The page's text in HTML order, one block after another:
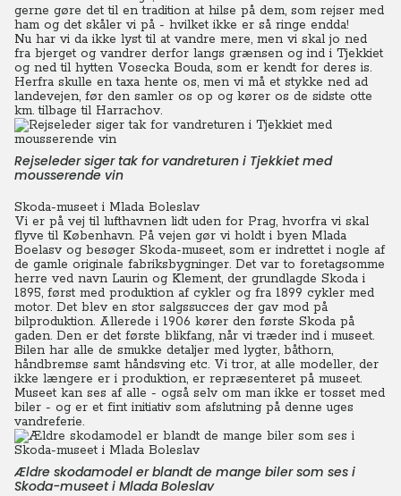
gerne gøre det til en tradition at hilse på dem, som rejser med
ham og det skåler vi på - hvilket ikke er så ringe endda!
Nu har vi da ikke lyst til at vandre mere, men vi skal jo ned
fra bjerget og vandrer derfor langs grænsen og ind i Tjekkiet
og ned til hytten Vosecka Bouda, som er kendt for deres is.
Herfra skulle en taxa hente os, men vi må et stykke ned ad
landevejen, før den samler os op og kører os de sidste otte
km. tilbage til Harrachov.
Rejseleder siger tak for vandreturen i Tjekkiet med
mousserende vin
Skoda-museet i Mlada Boleslav
Vi er på vej til lufthavnen lidt uden for Prag, hvorfra vi skal
flyve til København. På vejen gør vi holdt i byen Mlada
Boelasv og besøger Skoda-museet, som er indrettet i nogle af
de gamle originale fabriksbygninger. Det var to foretagsomme
herre ved navn Laurin og Klement, der grundlagde Skoda i
1895, først med produktion af cykler og fra 1899 cykler med
motor. Det blev en stor salgssucces der gav mod på
bilproduktion. Allerede i 1906 kører den første Skoda på
gaden. Den er det første blikfang, når vi træder ind i museet.
Bilen har alle de smukke detaljer med lygter, båthorn,
håndbremse samt håndsving etc. Vi tror, at alle modeller, der
ikke længere er i produktion, er repræsenteret på museet.
Museet kan ses af alle - også selv om man ikke er tosset med
biler - og er et fint initiativ som afslutning på denne uges
vandreferie.
Ældre skodamodel er blandt de mange biler som ses i
Skoda-museet i Mlada Boleslav